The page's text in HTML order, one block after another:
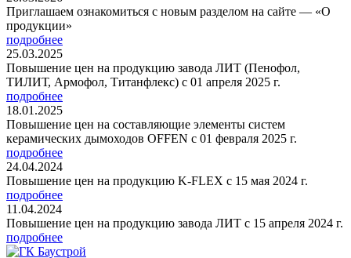
Приглашаем ознакомиться с новым разделом на сайте — «О
продукции»
подробнее
25.03.2025
Повышение цен на продукцию завода ЛИТ (Пенофол,
ТИЛИТ, Армофол, Титанфлекс) с 01 апреля 2025 г.
подробнее
18.01.2025
Повышение цен на составляющие элементы систем
керамических дымоходов OFFEN с 01 февраля 2025 г.
подробнее
24.04.2024
Повышение цен на продукцию K-FLEX с 15 мая 2024 г.
подробнее
11.04.2024
Повышение цен на продукцию завода ЛИТ с 15 апреля 2024 г.
подробнее